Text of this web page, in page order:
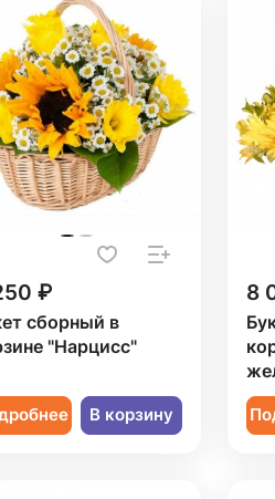
₽
сборный в
"Нарцисс"
В корзину
8